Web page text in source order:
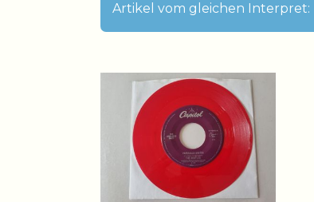
Artikel vom gleichen Interpret: